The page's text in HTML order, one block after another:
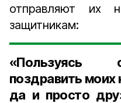
отправляют их
защитникам:
«Пользуясь
поздравить моих
да и просто